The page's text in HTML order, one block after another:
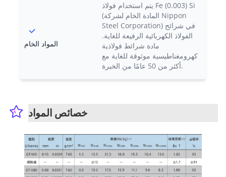
المواد الخام
يتم استخدام فولاذ Fe (0.003) Si
(المادة الخام لشركة Nippon
Steel Corporation) في شرائح
الفولاذ الكهربائية الرفيعة للغاية.
مادة شرائط فولاذية
كهرومغناطيسية موثوقة للغاية مع
أكثر من 50 عامًا من الخبرة.
خصائص المواد